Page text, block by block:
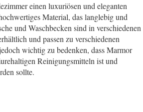
einen luxuriösen und eleganten
Material, das langlebig und
und Waschbecken sind in verschiedenen
und passen zu verschiedenen
wichtig zu bedenken, dass Marmor
Reinigungsmitteln ist und
sollte.